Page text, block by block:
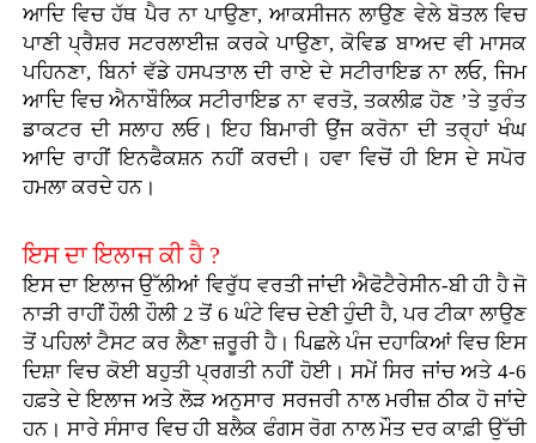
ਆਦਿ ਵਿਚ ਹੱਥ ਪੈਰ ਨਾ ਪਾਉਣਾ, ਆਕਸੀਜਨ ਲਾਉਣ ਵੇਲੇ ਬੋਤਲ ਵਿਚ
ਪਾਣੀ ਪ੍ਰੈਸ਼ਰ ਸਟਰਲਾਈਜ਼ ਕਰਕੇ ਪਾਉਣਾ, ਕੋਵਿਡ ਬਾਅਦ ਵੀ ਮਾਸਕ
ਪਹਿਨਣਾ, ਬਿਨਾਂ ਵੱਡੇ ਹਸਪਤਾਲ ਦੀ ਰਾਏ ਦੇ ਸਟੀਰਾਇਡ ਨਾ ਲਓ, ਜਿਮ
ਆਦਿ ਵਿਚ ਐਨਾਬੌਲਿਕ ਸਟੀਰਾਇਡ ਨਾ ਵਰਤੋ, ਤਕਲੀਫ਼ ਹੋਣ ’ਤੇ ਤੁਰੰਤ
ਡਾਕਟਰ ਦੀ ਸਲਾਹ ਲਓ। ਇਹ ਬਿਮਾਰੀ ਉਂਜ ਕਰੋਨਾ ਦੀ ਤਰ੍ਹਾਂ ਖੰਘ
ਆਦਿ ਰਾਹੀਂ ਇਨਫੈਕਸ਼ਨ ਨਹੀਂ ਕਰਦੀ। ਹਵਾ ਵਿਚੋਂ ਹੀ ਇਸ ਦੇ ਸਪੋਰ
ਹਮਲਾ ਕਰਦੇ ਹਨ।
ਇਸ ਦਾ ਇਲਾਜ ਕੀ ਹੈ ?
ਇਸ ਦਾ ਇਲਾਜ ਉੱਲੀਆਂ ਵਿਰੁੱਧ ਵਰਤੀ ਜਾਂਦੀ ਐਫੋਟੈਰੇਸੀਨ-ਬੀ ਹੀ ਹੈ ਜੋ
ਨਾੜੀ ਰਾਹੀਂ ਹੌਲੀ ਹੌਲੀ 2 ਤੋਂ 6 ਘੰਟੇ ਵਿਚ ਦੇਣੀ ਹੁੰਦੀ ਹੈ, ਪਰ ਟੀਕਾ ਲਾਉਣ
ਤੋਂ ਪਹਿਲਾਂ ਟੈਸਟ ਕਰ ਲੈਣਾ ਜ਼ਰੂਰੀ ਹੈ। ਪਿਛਲੇ ਪੰਜ ਦਹਾਕਿਆਂ ਵਿਚ ਇਸ
ਦਿਸ਼ਾ ਵਿਚ ਕੋਈ ਬਹੁਤੀ ਪ੍ਰਗਤੀ ਨਹੀਂ ਹੋਈ। ਸਮੇਂ ਸਿਰ ਜਾਂਚ ਅਤੇ 4-6
ਹਫ਼ਤੇ ਦੇ ਇਲਾਜ ਅਤੇ ਲੋੜ ਅਨੁਸਾਰ ਸਰਜਰੀ ਨਾਲ ਮਰੀਜ਼ ਠੀਕ ਹੋ ਜਾਂਦੇ
ਹਨ। ਸਾਰੇ ਸੰਸਾਰ ਵਿਚ ਹੀ ਬਲੈਕ ਫੰਗਸ ਰੋਗ ਨਾਲ ਮੌਤ ਦਰ ਕਾਫ਼ੀ ਉੱਚੀ